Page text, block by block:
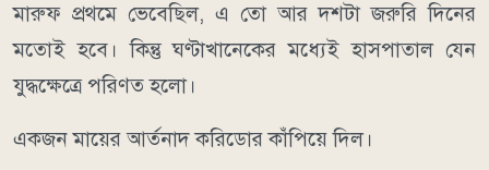
মারুফ প্রথমে ভেবেছিল, এ তো আর দশটা জরুরি দিনের
মতোই হবে। কিন্তু ঘণ্টাখানেকের মধ্যেই হাসপাতাল যেন
যুদ্ধক্ষেত্রে পরিণত হলো।
একজন মায়ের আর্তনাদ করিডোর কাঁপিয়ে দিল।